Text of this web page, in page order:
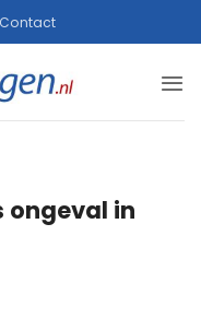
Contact
ongeval in